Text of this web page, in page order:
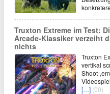
konkretere
Truxton Extreme im Test:
Arcade-Klassiker verzeiht
nichts
Truxton
vertikal
Shoot-
[…] (00)